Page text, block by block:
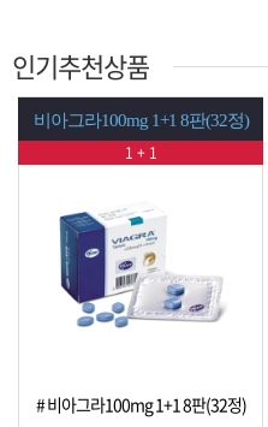
인기추천상품
비아그라100mg 1+1 8판(32정)
# 비아그라100mg 1+1 8판(32정)
1 + 1